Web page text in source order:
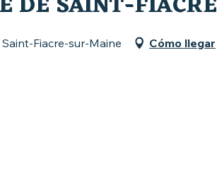
Fiacre-sur-Maine Cómo llegar